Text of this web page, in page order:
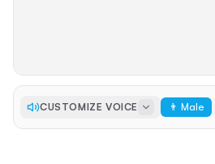
CUSTOMIZE VOICE 👨 Male